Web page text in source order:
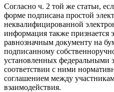
Согласно ч. 2 той же статьи,
форме подписана простой
неквалифицированной
информация также признается
равнозначным документу на
подписанному
установленных
соответствии с ними
соглашением между
взаимодействия.